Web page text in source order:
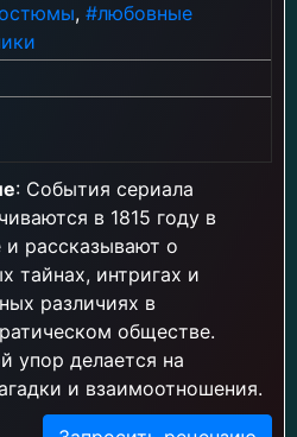
, #любовные
: События сериала
в 1815 году в
и рассказывают о
тайнах, интригах и
различиях в
обществе.
упор делается на
и взаимоотношения.